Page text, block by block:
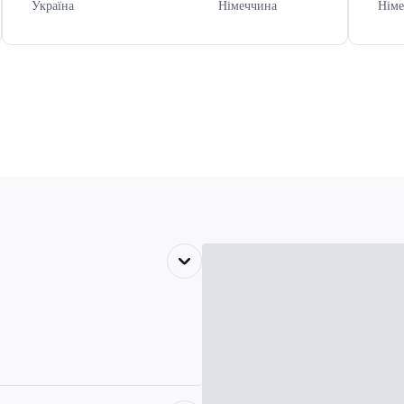
Україна Німеччина